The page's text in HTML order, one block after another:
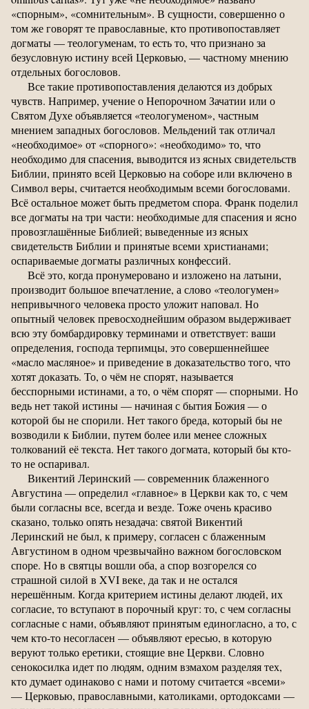
«спорным», «сомнительным». В сущности, совершенно о
том же говорят те православные, кто противопоставляет
догматы — теологуменам, то есть то, что признано за
безусловную истину всей Церковью, — частному мнению
отдельных богословов.
Все такие противопоставления делаются из добрых
чувств. Например, учение о Непорочном Зачатии или о
Святом Духе объявляется «теологуменом», частным
мнением западных богословов. Мельдений так отличал
«необходимое» от «спорного»: «необходимо» то, что
необходимо для спасения, выводится из ясных свидетельств
Библии, принято всей Церковью на соборе или включено в
Символ веры, считается необходимым всеми богословами.
Всё остальное может быть предметом спора. Франк поделил
все догматы на три части: необходимые для спасения и ясно
провозглашённые Библией; выведенные из ясных
свидетельств Библии и принятые всеми христианами;
оспариваемые догматы различных конфессий.
Всё это, когда пронумеровано и изложено на латыни,
производит большое впечатление, а слово «теологумен»
непривычного человека просто уложит наповал. Но
опытный человек превосходнейшим образом выдерживает
всю эту бомбардировку терминами и ответствует: ваши
определения, господа терпимцы, это совершеннейшее
«масло масляное» и приведение в доказательство того, что
хотят доказать. То, о чём не спорят, называется
бесспорными истинами, а то, о чём спорят — спорными. Но
ведь нет такой истины — начиная с бытия Божия — о
которой бы не спорили. Нет такого бреда, который бы не
возводили к Библии, путем более или менее сложных
толкований её текста. Нет такого догмата, который бы кто-
то не оспаривал.
Викентий Леринский — современник блаженного
Августина — определил «главное» в Церкви как то, с чем
были согласны все, всегда и везде. Тоже очень красиво
сказано, только опять незадача: святой Викентий
Леринский не был, к примеру, согласен с блаженным
Августином в одном чрезвычайно важном богословском
споре. Но в святцы вошли оба, а спор возгорелся со
страшной силой в XVI веке, да так и не остался
нерешённым. Когда критерием истины делают людей, их
согласие, то вступают в порочный круг: то, с чем согласны
согласные с нами, объявляют принятым единогласно, а то, с
чем кто-то несогласен — объявляют ересью, в которую
веруют только еретики, стоящие вне Церкви. Словно
сенокосилка идет по людям, одним взмахом разделяя тех,
кто думает одинаково с нами и потому считается «всеми»
— Церковью, православными, католиками, ортодоксами —